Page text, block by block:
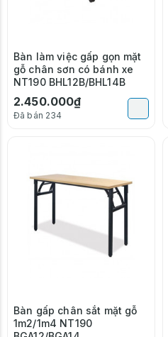
Bàn làm việc gấp gọn mặt
gỗ chân sơn có bánh xe
NT190 BHL12B/BHL14B
2.450.000₫
Đã bán 234
Bàn gấp chân sắt mặt gỗ
1m2/1m4 NT190